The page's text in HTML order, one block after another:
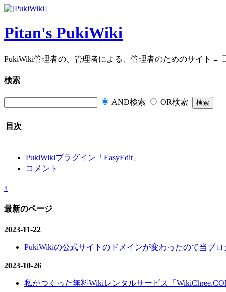
Pitan's PukiWiki
PukiWiki管理者の、管理者による、管理者のためのサイト ≡
検索
AND検索 OR検索
目次
PukiWikiプラグイン「EasyEdit」
コメント
↑
最新のページ
2023-11-22
PukiWikiの公式サイトのドメインが変わったので当ブ
2023-10-26
私がつくった無料Wikiレンタルサービス「